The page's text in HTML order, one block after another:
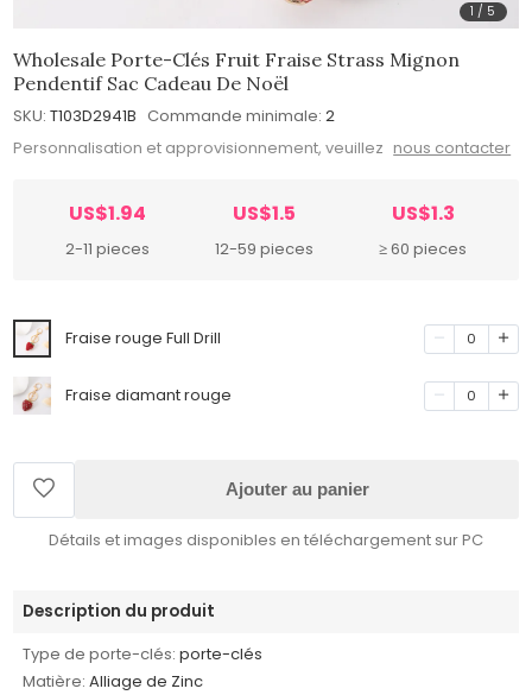
1 / 5
Wholesale Porte-Clés Fruit Fraise Strass Mignon
Pendentif Sac Cadeau De Noël
SKU: T103D2941B Commande minimale: 2
Personnalisation et approvisionnement, veuillez nous contacter
US$1.94
2-11 pieces
US$1.5
12-59 pieces
US$1.3
≥ 60 pieces
Fraise rouge Full Drill 0
Fraise diamant rouge 0
Ajouter au panier
Détails et images disponibles en téléchargement sur PC
Description du produit
Type de porte-clés: porte-clés
Matière: Alliage de Zinc